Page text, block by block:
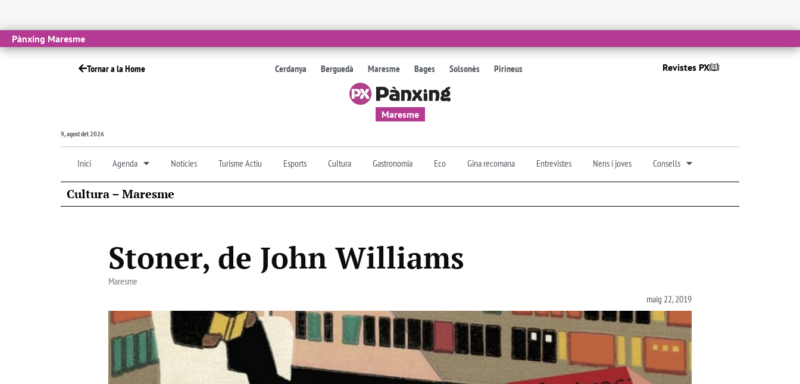
Pànxing Maresme
Tornar a la Home Cerdanya Berguedà Maresme Bages Solsonès Pirineus Revistes PX
Maresme
9, agost del 2026
Inici Agenda Notícies Turisme Actiu Esports Cultura Gastronomia Eco Gina recomana Entrevistes Nens i joves Consells
Cultura – Maresme
Stoner, de John Williams
Maresme
maig 22, 2019